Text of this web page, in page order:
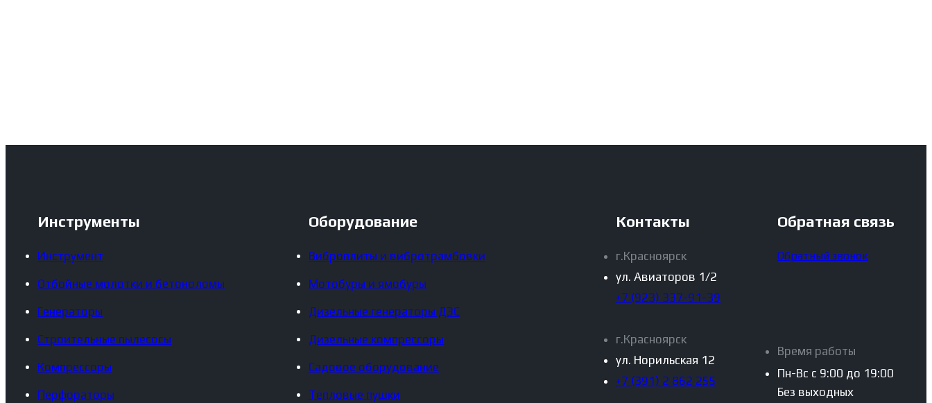
Инструменты
Инструмент
Отбойные молотки и бетоноломы
Генераторы
Строительные пылесосы
Компрессоры
Перфораторы
Оборудование
Виброплиты и вибротрамбовки
Мотобуры и ямобуры
Дизельные генераторы ДЭС
Дизельные компрессоры
Садовое оборудование
Тепловые пушки
Контакты
г.Красноярск
ул. Авиаторов 1/2
+7 (923) 337-91-39
г.Красноярск
ул. Норильская 12
+7 (391) 2 862 255
Обратная связь
Обратный звонок
Время работы
Пн-Вс с 9:00 до 19:00
Без выходных